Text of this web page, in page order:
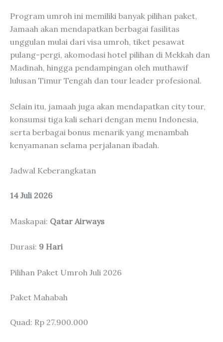
Program umroh ini memiliki banyak pilihan paket,
Jamaah akan mendapatkan berbagai fasilitas
unggulan mulai dari visa umroh, tiket pesawat
pulang-pergi, akomodasi hotel pilihan di Mekkah dan
Madinah, hingga pendampingan oleh muthawif
lulusan Timur Tengah dan tour leader profesional.
Selain itu, jamaah juga akan mendapatkan city tour,
konsumsi tiga kali sehari dengan menu Indonesia,
serta berbagai bonus menarik yang menambah
kenyamanan selama perjalanan ibadah.
Jadwal Keberangkatan
14 Juli 2026
Maskapai: Qatar Airways
Durasi: 9 Hari
Pilihan Paket Umroh Juli 2026
Paket Mahabah
Quad: Rp 27.900.000